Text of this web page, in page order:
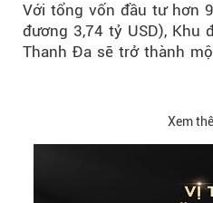
Với tổng vốn đầu tư hơn
đương 3,74 tỷ USD), Khu
Thanh Đa sẽ trở thành
Xem